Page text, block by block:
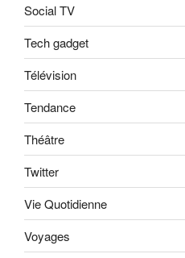
Social TV
Tech gadget
Télévision
Tendance
Théâtre
Twitter
Vie Quotidienne
Voyages